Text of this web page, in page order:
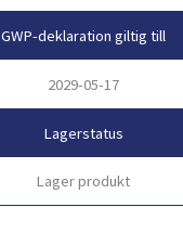
GWP-deklaration giltig till
2029-05-17
Lagerstatus
Lager produkt